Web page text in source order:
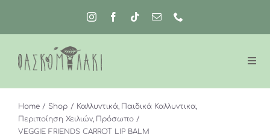
περιεχόμενο
Home Shop Καλλυντικά Παιδικά Καλλυντικα
Περιποίηση Χειλιών Πρόσωπο
VEGGIE FRIENDS CARROT LIP BALM